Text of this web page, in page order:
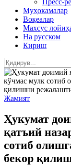
Пресс-
Муҳокамалар
Воқеалар
Махсус
На русском
Кириш
Жамият
Ҳукумат
қатъий
сотиб
бекор